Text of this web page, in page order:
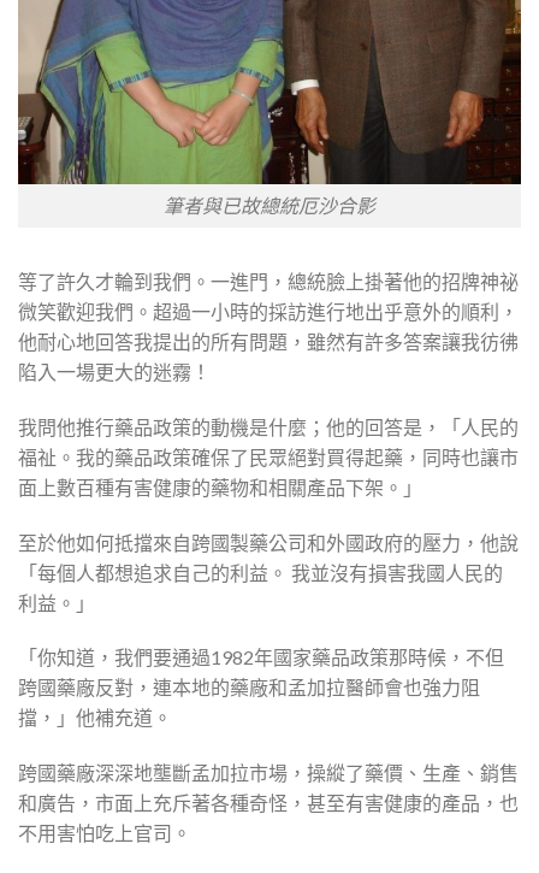
筆者與已故總統厄沙合影
等了許久才輪到我們。一進門，總統臉上掛著他的招牌神祕
微笑歡迎我們。超過一小時的採訪進行地出乎意外的順利，
他耐心地回答我提出的所有問題，雖然有許多答案讓我彷彿
陷入一場更大的迷霧！
我問他推行藥品政策的動機是什麼；他的回答是，「人民的
福祉。我的藥品政策確保了民眾絕對買得起藥，同時也讓市
面上數百種有害健康的藥物和相關產品下架。」
至於他如何抵擋來自跨國製藥公司和外國政府的壓力，他說
「每個人都想追求自己的利益。 我並沒有損害我國人民的
利益。」
「你知道，我們要通過1982年國家藥品政策那時候，不但
跨國藥廠反對，連本地的藥廠和孟加拉醫師會也強力阻
擋，」他補充道。
跨國藥廠深深地壟斷孟加拉市場，操縱了藥價、生產、銷售
和廣告，市面上充斥著各種奇怪，甚至有害健康的產品，也
不用害怕吃上官司。